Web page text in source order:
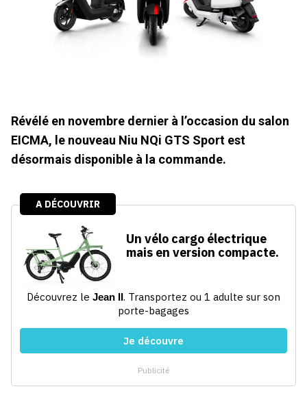
Révélé en novembre dernier à l’occasion du salon
EICMA, le nouveau Niu NQi GTS Sport est
désormais disponible à la commande.